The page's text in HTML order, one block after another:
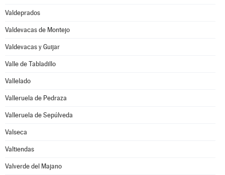
Valdeprados
Valdevacas de Montejo
Valdevacas y Guijar
Valle de Tabladillo
Vallelado
Valleruela de Pedraza
Valleruela de Sepúlveda
Valseca
Valtiendas
Valverde del Majano